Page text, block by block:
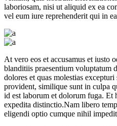
laboriosam, nisi ut aliquid ex ea
vel eum iure reprehenderit qui in
At vero eos et accusamus et iusto
blanditiis praesentium voluptatum
dolores et quas molestias
provident, similique sunt in culpa
id est laborum et dolorum fuga. Et
expedita distinctio.Nam libero
eligendi optio cumque nihil